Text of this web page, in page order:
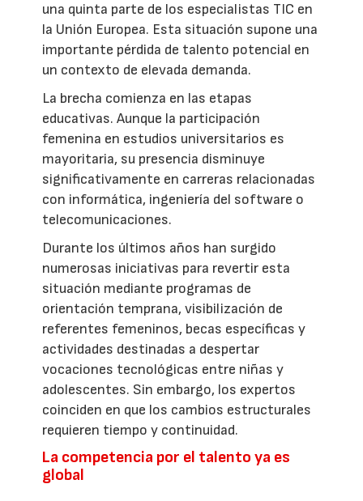
una quinta parte de los especialistas TIC en
la Unión Europea. Esta situación supone una
importante pérdida de talento potencial en
un contexto de elevada demanda.
La brecha comienza en las etapas
educativas. Aunque la participación
femenina en estudios universitarios es
mayoritaria, su presencia disminuye
significativamente en carreras relacionadas
con informática, ingeniería del software o
telecomunicaciones.
Durante los últimos años han surgido
numerosas iniciativas para revertir esta
situación mediante programas de
orientación temprana, visibilización de
referentes femeninos, becas específicas y
actividades destinadas a despertar
vocaciones tecnológicas entre niñas y
adolescentes. Sin embargo, los expertos
coinciden en que los cambios estructurales
requieren tiempo y continuidad.
La competencia por el talento ya es
global